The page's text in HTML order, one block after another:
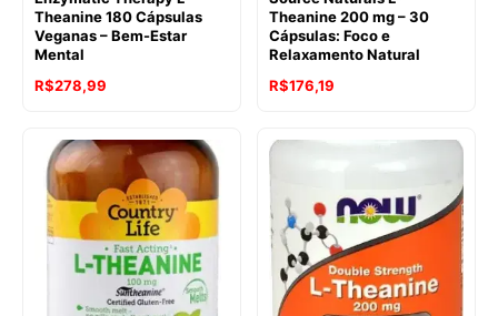
Theanine 180 Cápsulas
Veganas – Bem-Estar
Mental
O
original
era:
R$461,90.
R$278,99
atual
R$278,99.
Theanine 200 mg – 30
Cápsulas: Foco e
Relaxamento Natural
O
original
R$223,65.
R$176,19
R$176,19.